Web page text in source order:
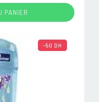
PANIER
-50 DH